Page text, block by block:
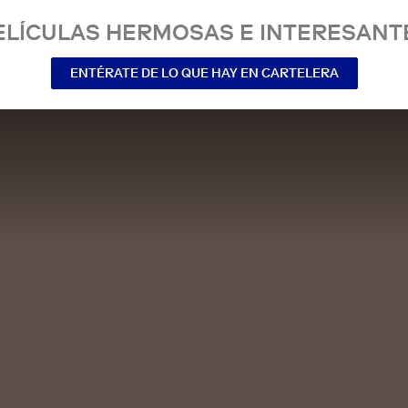
HERMOSAS E
ENTÉRATE DE LO QUE HAY EN CARTELERA